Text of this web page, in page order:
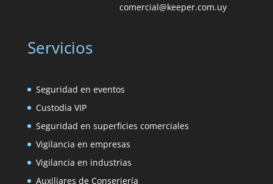
comercial@keeper.com.uy
Servicios
Seguridad en eventos
Custodia VIP
Seguridad en superficies comerciales
Vigilancia en empresas
Vigilancia en industrias
Auxiliares de Conserjería